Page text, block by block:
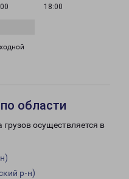
18:00
области
осуществляется в
р-н)